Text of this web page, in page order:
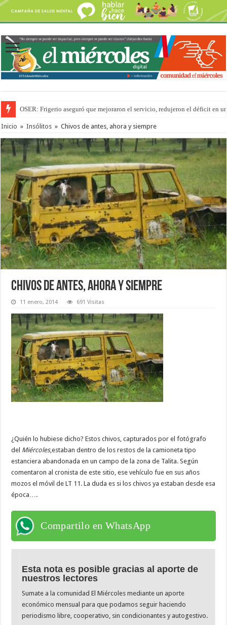
OSER: Frigerio aseguró que mejoraron el servicio, redujeron el déficit en
Por primera vez hicieron una cirugía de reconstrucción torácica en el
Inicio » Insólitos » Chivos de antes, ahora y siempre
Chivos de antes, ahora y siempre
11 enero, 2014 691 Visitas
¿Quién lo hubiese dicho? Estos chivos, capturados por el fotógrafo
del Miércoles,estaban dentro de los restos de la camioneta tipo
estanciera abandonada en un campo de la zona de Talita. Según
comentaron al cronista de este sitio, ese vehículo fue en sus años
mozos el móvil de LT 11. La duda es si los chivos ya estaban desde esa
época….
Compartilo en WhatsApp
Esta nota es posible gracias al aporte de
nuestros lectores
Sumate a la comunidad El Miércoles mediante un aporte
económico mensual para que podamos seguir haciendo
periodismo libre, cooperativo, sin condicionantes y autogestivo.